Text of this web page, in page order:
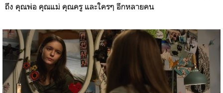
ถึง คุณพ่อ คุณแม่ คุณครู และใครๆ อีกหลายคน